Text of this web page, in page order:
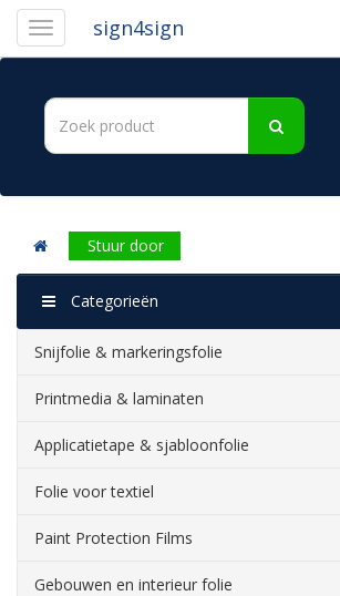
sign4sign
Stuur door
Categorieën
Snijfolie & markeringsfolie
Printmedia & laminaten
Applicatietape & sjabloonfolie
Folie voor textiel
Paint Protection Films
Gebouwen en interieur folie